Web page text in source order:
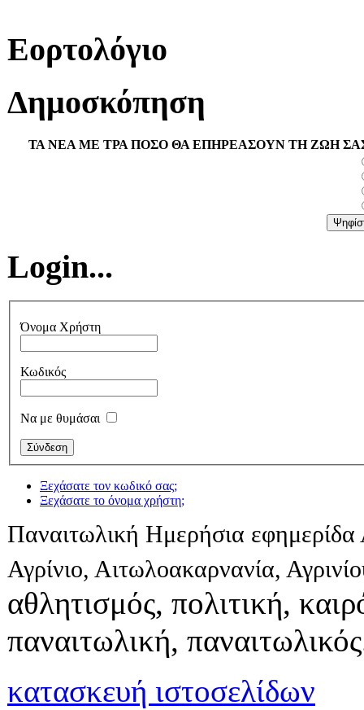
Εορτολόγιο
Δημοσκόπηση
ΤΑ ΝΕΑ ΜΕ ΤΡΑ ΠΟΣΟ ΘΑ ΕΠΗΡΕΑΣΟΥΝ ΤΗ ΖΩΗ
Login...
Όνομα Χρήστη
Κωδικός
Να με θυμάσαι
Ξεχάσατε τον κωδικό σας;
Ξεχάσατε το όνομα χρήστη;
Παναιτωλική Ημερήσια εφημερίδα
Αγρίνιο, Αιτωλοακαρνανία,
αθλητισμός, πολιτική,
παναιτωλική,
κατασκευή ιστοσελίδων